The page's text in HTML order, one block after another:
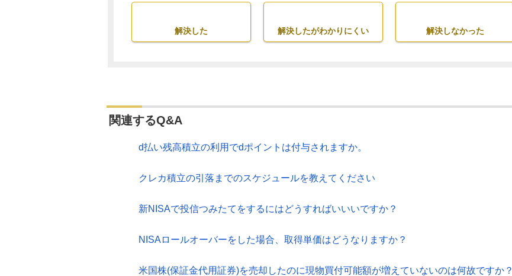
解決した 解決したがわかりにくい 解決しなかった
関連するQ&A
d払い残高積立の利用でdポイントは付与されますか。
クレカ積立の引落までのスケジュールを教えてください
新NISAで投信つみたてをするにはどうすればいいいですか？
NISAロールオーバーをした場合、取得単価はどうなりますか？
米国株(保証金代用証券)を売却したのに現物買付可能額が増えていないのは何故ですか？